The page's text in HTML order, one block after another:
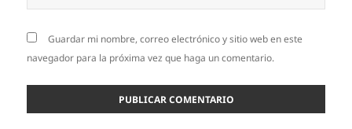
Guardar mi nombre, correo electrónico y sitio web en este
navegador para la próxima vez que haga un comentario.